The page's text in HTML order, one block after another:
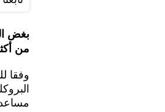
بغض
من